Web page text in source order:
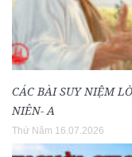
CÁC BÀI SUY NIỆM
NIÊN- A
Thứ Năm 16.07.2026